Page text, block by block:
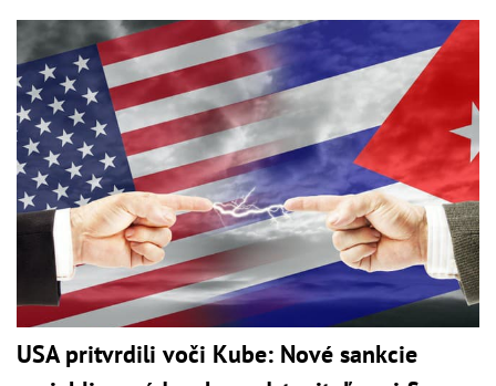
USA pritvrdili voči Kube: Nové sankcie